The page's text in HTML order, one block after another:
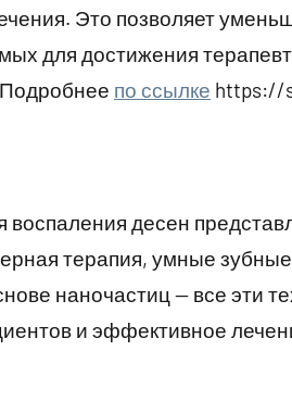
Это позволяет
для достижения
по ссылке https://
десен
терапия, умные
наночастиц — все эти
и эффективное